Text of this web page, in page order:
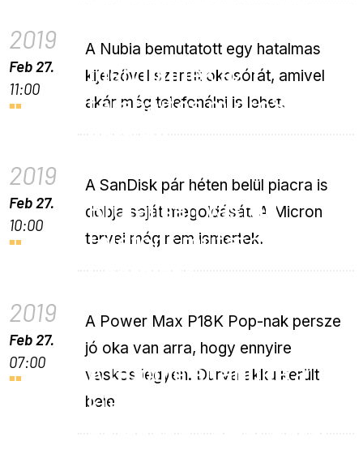
2019
Feb 27.
11:00
A Nubia bemutatott egy hatalmas
kijelzővel szerelt okosórát, amivel
akár még telefonálni is lehet.
2019
Feb 27.
10:00
Idén jönnek az 1
terabájtos microSD
A SanDisk pár héten belül piacra is
dobja saját megoldását. A Micron
tervei még nem ismertek.
2019
Feb 27.
07:00
Brutálisan vastag
telefont mutatott be az
A Power Max P18K Pop-nak persze
jó oka van arra, hogy ennyire
vaskos legyen. Durva akku került
bele!
A Google eltanulta a
külön asszisztens